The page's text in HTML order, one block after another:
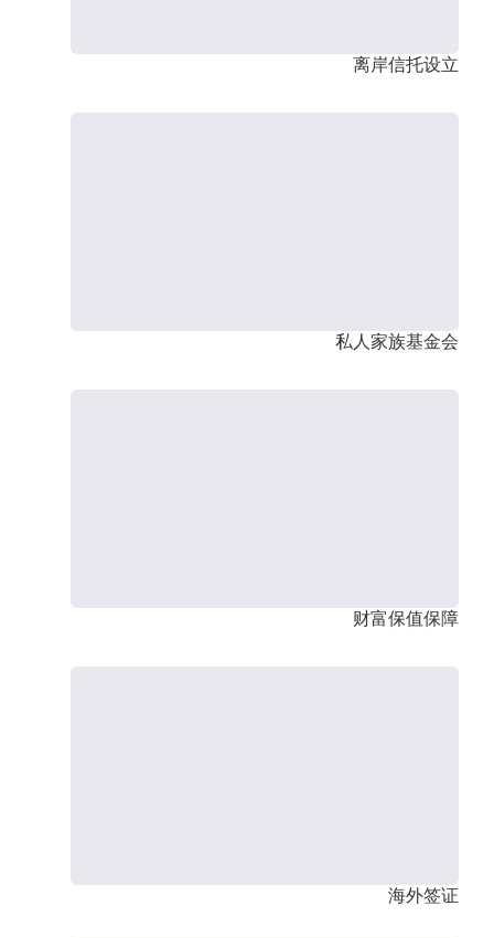
离岸信托设立
私人家族基金会
财富保值保障
海外签证